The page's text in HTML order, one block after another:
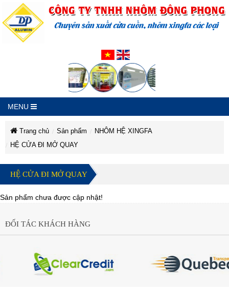
MENU
Trang chủ Sản phẩm
NHÔM HỆ XINGFA
HỆ CỬA ĐI MỞ QUAY
CÔNG
TY
NHÔM
ĐÔNG
PHONG
CÔNG
TY
TNHH
NHÔM
ĐÔNG
PHONG
CÔNG
TY
TNHH
NHÔM
ĐÔNG
PHONG
CÔNG
TY
TNHH
NHÔM
ĐÔNG
CÔNG
TNHH
NHÔM
ĐÔNG
PHONG
TNHH
PHONG
HỆ CỬA ĐI MỞ QUAY
Sản phẩm chưa được cập nhật!
ĐỐI TÁC KHÁCH HÀNG